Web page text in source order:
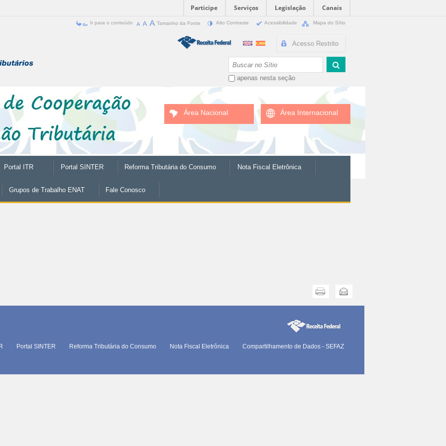
Participe Serviços Legislação
Canais
Ir para o conteúdo Tamanho da Fonte Alto Contraste Acessibilidade Mapa do Sítio
Acesso Restrito
apenas nesta seção
Área Nacional Área Internacional
Portal ITR Portal SINTER Reforma Tributária do Consumo Nota Fiscal Eletrônica
Grupos de Trabalho ENAT Fale Conosco
Enviar
Portal SINTER Reforma Tributária do Consumo Nota Fiscal Eletrônica
Compartilhamento de Dados - SEFAZ